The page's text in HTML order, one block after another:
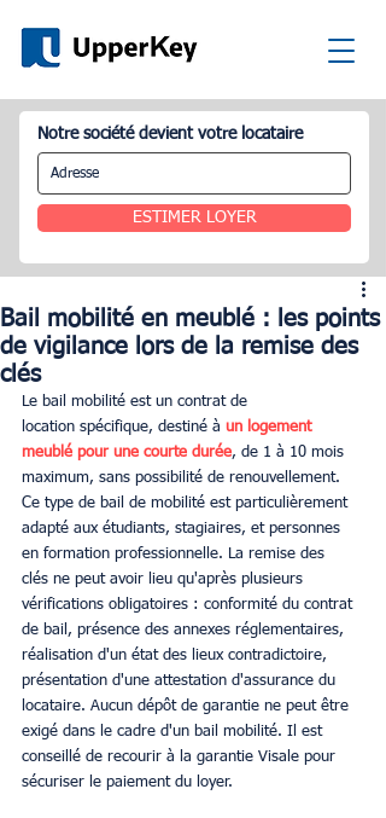
Notre société devient votre locataire
ESTIMER LOYER
Bail mobilité en meublé : les points
de vigilance lors de la remise des
clés
Le bail mobilité est un contrat de
location spécifique, destiné à un logement
meublé pour une courte durée, de 1 à 10 mois
maximum, sans possibilité de renouvellement.
Ce type de bail de mobilité est particulièrement
adapté aux étudiants, stagiaires, et personnes
en formation professionnelle. La remise des
clés ne peut avoir lieu qu'après plusieurs
vérifications obligatoires : conformité du contrat
de bail, présence des annexes réglementaires,
réalisation d'un état des lieux contradictoire,
présentation d'une attestation d'assurance du
locataire. Aucun dépôt de garantie ne peut être
exigé dans le cadre d'un bail mobilité. Il est
conseillé de recourir à la garantie Visale pour
sécuriser le paiement du loyer.